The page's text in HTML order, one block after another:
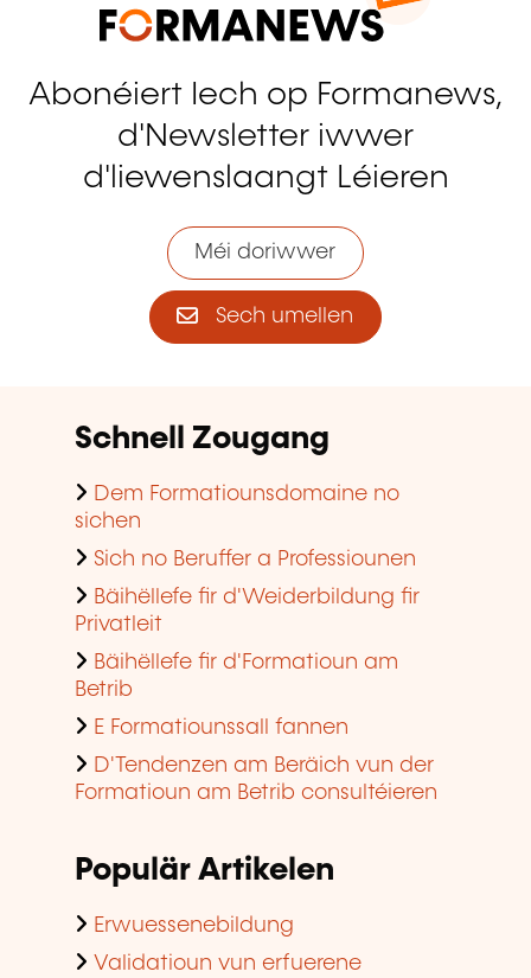
Abonéiert Iech op Formanews,
d'Newsletter iwwer
d'liewenslaangt Léieren
Méi doriwwer
Sech umellen
Schnell Zougang
Dem Formatiounsdomaine no
sichen
Sich no Beruffer a Professiounen
Bäihëllefe fir d'Weiderbildung fir
Privatleit
Bäihëllefe fir d'Formatioun am
Betrib
E Formatiounssall fannen
D'Tendenzen am Beräich vun der
Formatioun am Betrib consultéieren
Populär Artikelen
Erwuessenebildung
Validatioun vun erfuerene